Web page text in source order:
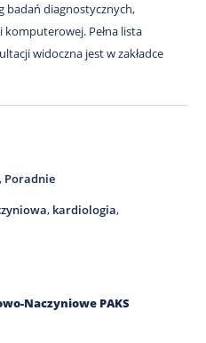
badań diagnostycznych,
Pełna lista
widoczna jest w zakładce
, Poradnie
, kardiologia,
Naczyniowe PAKS